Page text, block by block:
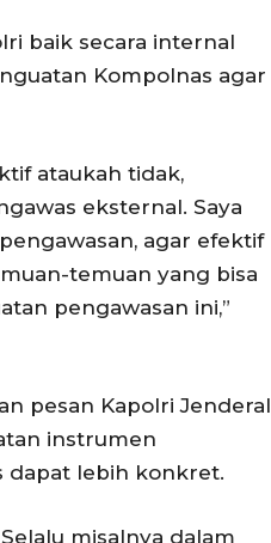
baik secara internal
Kompolnas agar
ataukah tidak,
eksternal. Saya
agar efektif
temuan yang bisa
pengawasan ini,”
pesan Kapolri Jenderal
instrumen
dapat lebih konkret.
misalnya dalam